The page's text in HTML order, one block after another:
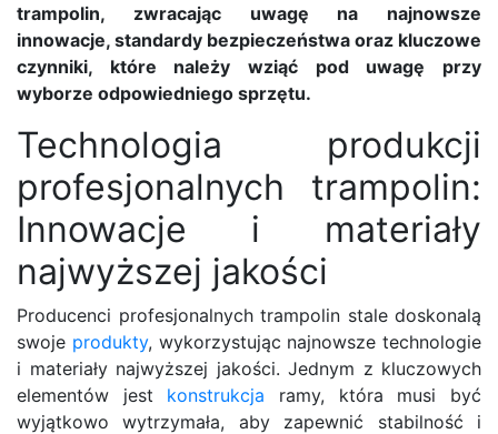
trampolin, zwracając uwagę na najnowsze
innowacje, standardy bezpieczeństwa oraz kluczowe
czynniki, które należy wziąć pod uwagę przy
wyborze odpowiedniego sprzętu.
Technologia produkcji
profesjonalnych trampolin:
Innowacje i materiały
najwyższej jakości
Producenci profesjonalnych trampolin stale doskonalą
swoje produkty, wykorzystując najnowsze technologie
i materiały najwyższej jakości. Jednym z kluczowych
elementów jest konstrukcja ramy, która musi być
wyjątkowo wytrzymała, aby zapewnić stabilność i